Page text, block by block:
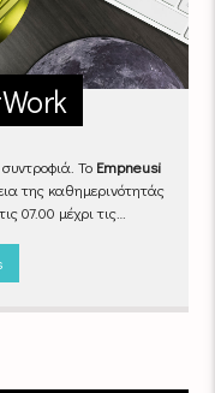
Το Empneusi
της καθημερινότητάς
07.00 μέχρι τις
μας πως δουλειά και
Παρασκευή)